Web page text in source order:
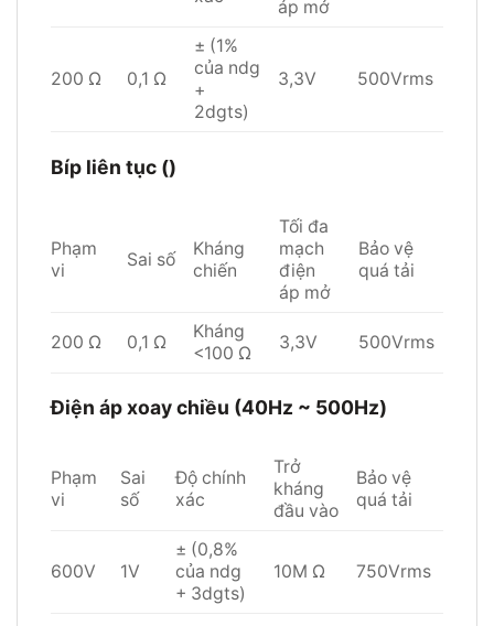
áp mở
200 Ω 0,1 Ω
± (1%
của ndg
+
2dgts)
3,3V 500Vrms
Bíp liên tục ()
Phạm
vi
Sai số
Kháng
chiến
Tối đa
mạch
điện
áp mở
Bảo vệ
quá tải
200 Ω 0,1 Ω
Kháng
<100 Ω
3,3V 500Vrms
Điện áp xoay chiều (40Hz ~ 500Hz)
Phạm
vi
Sai
số
Độ chính
xác
Trở
kháng
đầu vào
Bảo vệ
quá tải
600V 1V
± (0,8%
của ndg
+ 3dgts)
10M Ω 750Vrms